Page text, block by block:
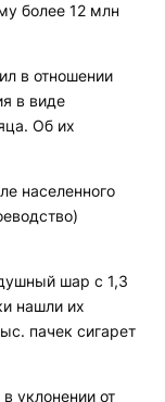
более 12 млн
в отношении
в виде
Об их
населенного
шар с 1,3
нашли их
пачек сигарет
уклонении от